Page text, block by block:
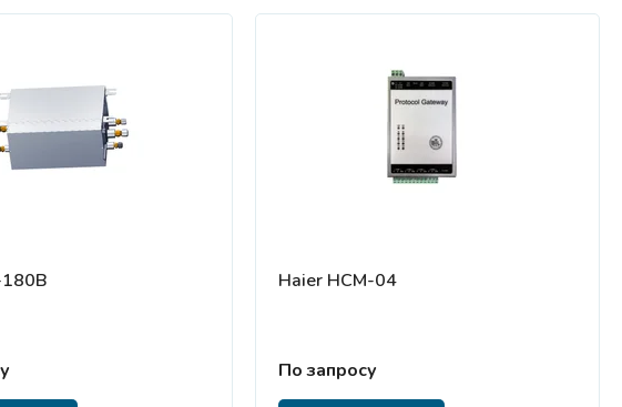
Haier HCM-04
По запросу